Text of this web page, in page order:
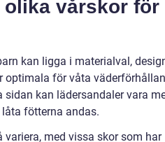
vårskor för
kan ligga i materialval,
för våta
kan lädersandaler vara
fötterna andas.
med vissa skor som har